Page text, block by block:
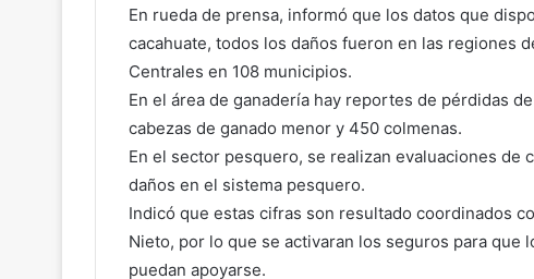
En rueda de prensa, informó que los datos que
cacahuate, todos los daños fueron en las regiones
Centrales en 108 municipios.
En el área de ganadería hay reportes de pérdidas
cabezas de ganado menor y 450 colmenas.
En el sector pesquero, se realizan evaluaciones de
daños en el sistema pesquero.
Indicó que estas cifras son resultado coordinados
Nieto, por lo que se activaran los seguros para que
puedan apoyarse.